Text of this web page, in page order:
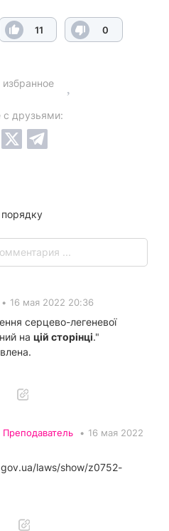
11 0
с друзьями:
• 16 мая 2022 20:36
серцево-легеневої
на цій сторінці."
Преподаватель • 16 мая 2022
laws/show/z0752-